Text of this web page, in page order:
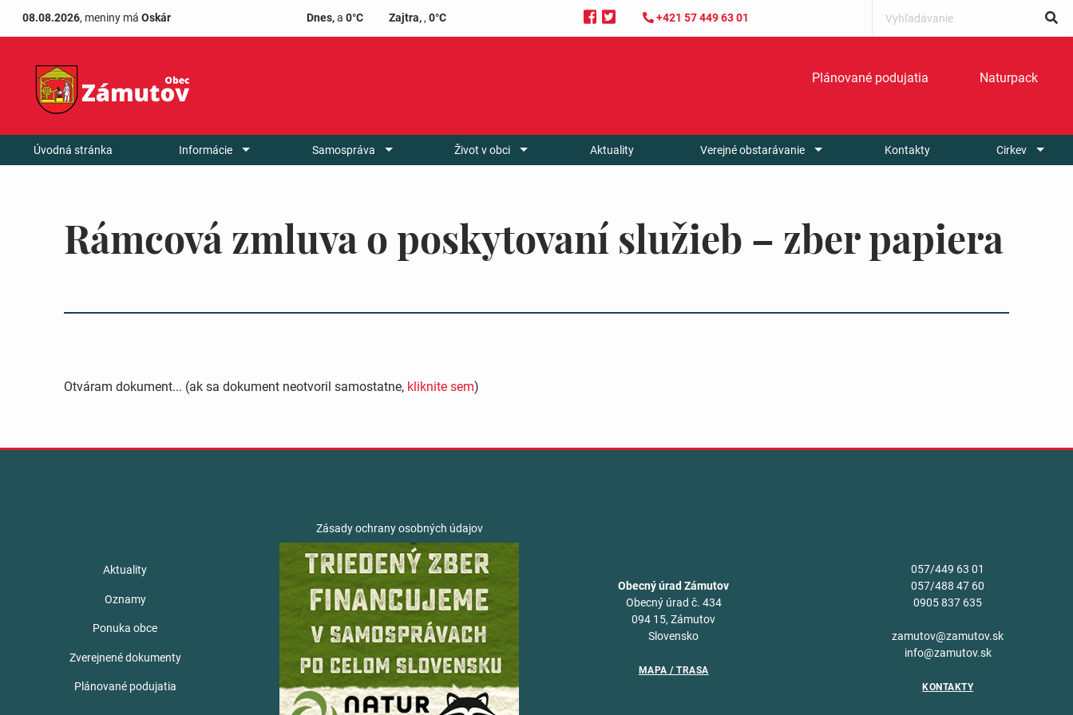
08.08.2026, meniny má Oskár Dnes, a 0°C Zajtra,, 0°C +421 57 449 63 01
Plánované podujatia Naturpack
Úvodná stránka Informácie Samospráva Život v obci Aktuality Verejné obstarávanie Kontakty Cirkev
Rámcová zmluva o poskytovaní služieb – zber papiera
Otváram dokument... (ak sa dokument neotvoril samostatne, kliknite sem)
Aktuality
Oznamy
Ponuka obce
Zverejnené dokumenty
Plánované podujatia
Zásady ochrany osobných údajov
Obecný úrad Zámutov
Obecný úrad č. 434
094 15, Zámutov
Slovensko
MAPA / TRASA
057/449 63 01
057/488 47 60
0905 837 635
zamutov@zamutov.sk
info@zamutov.sk
KONTAKTY